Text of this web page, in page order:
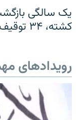
کشته، ۳۴ توقیف و ۱۳ تن لت‌وکوب شده‌اند
رویدادهای